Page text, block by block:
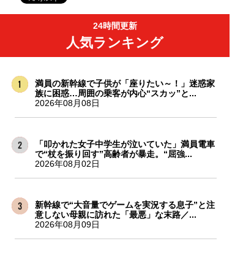
24時間更新
人気ランキング
満員の新幹線で子供が「座りたい～！」迷惑家
族に困惑…周囲の乗客が内心“スカッ”と...
2026年08月08日
「叩かれた女子中学生が泣いていた」満員電車
で“杖を振り回す”高齢者が暴走。“屈強...
2026年08月02日
新幹線で“大音量でゲームを実況する息子”と注
意しない母親に訪れた「最悪」な末路／...
2026年08月09日